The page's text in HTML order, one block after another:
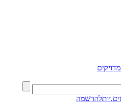
להרשמה